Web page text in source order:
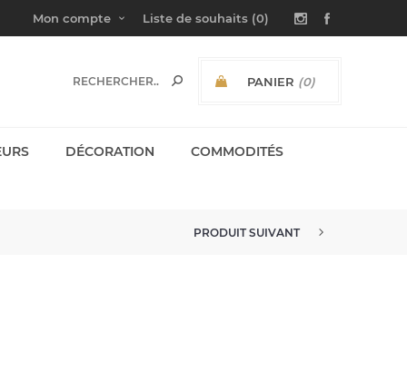
Mon compte Liste de souhaits (0)
PANIER (0)
DÉCORATION COMMODITÉS
PRODUIT SUIVANT